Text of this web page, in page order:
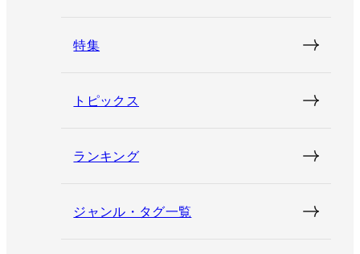
特集
トピックス
ランキング
ジャンル・タグ一覧